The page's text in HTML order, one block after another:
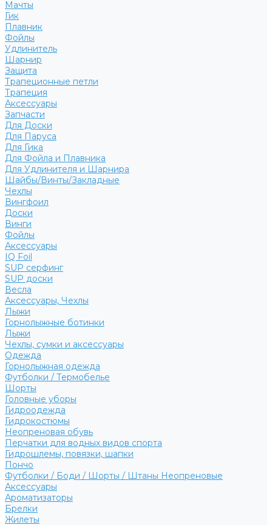
Мачты
Гик
Плавник
Фойлы
Удлинитель
Шарнир
Защита
Трапеционные петли
Трапеция
Аксессуары
Запчасти
Для Доски
Для Паруса
Для Гика
Для Фойла и Плавника
Для Удлинителя и Шарнира
Шайбы/Винты/Закладные
Чехлы
Вингфоил
Доски
Винги
Фойлы
Аксессуары
IQ Foil
SUP серфинг
SUP доски
Весла
Аксессуары, Чехлы
Лыжи
Горнолыжные ботинки
Лыжи
Чехлы, сумки и аксессуары
Одежда
Горнолыжная одежда
Футболки / Термобелье
Шорты
Головные уборы
Гидроодежда
Гидрокостюмы
Неопреновая обувь
Перчатки для водных видов спорта
Гидрошлемы, повязки, шапки
Пончо
Футболки / Боди / Шорты / Штаны Неопреновые
Аксессуары
Ароматизаторы
Брелки
Жилеты